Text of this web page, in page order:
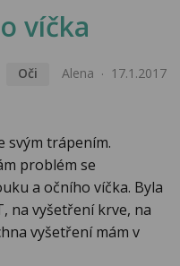
víčka
Oči Alena 17.1.2017
svým trápením.
problém se
a očního víčka. Byla
na vyšetření krve, na
vyšetření mám v